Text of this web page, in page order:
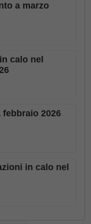
a marzo
calo nel
2026
in calo nel